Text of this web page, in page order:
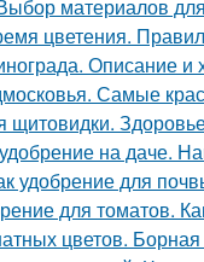
материалов
цветения.
Описание и
Самые
щитовидки.
на даче.
удобрение для
для томатов.
цветов.